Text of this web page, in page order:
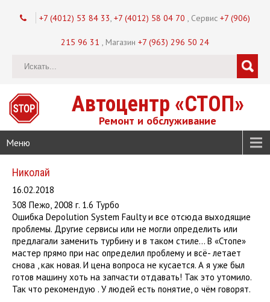
+7 (4012) 53 84 33, +7 (4012) 58 04 70 , Сервис +7 (906)
215 96 31 , Магазин +7 (963) 296 50 24
Автоцентр «СТОП»
Ремонт и обслуживание
Меню
Николай
16.02.2018
308 Пежо, 2008 г. 1.6 Турбо
Ошибка Depolution System Faulty и все отсюда выходящие
проблемы. Другие сервисы или не могли определить или
предлагали заменить турбину и в таком стиле… В «Стопе»
мастер прямо при нас определил проблему и всё- летает
снова , как новая. И цена вопроса не кусается. А я уже был
готов машину хоть на запчасти отдавать! Так это утомило.
Так что рекомендую . У людей есть понятие, о чём говорят.